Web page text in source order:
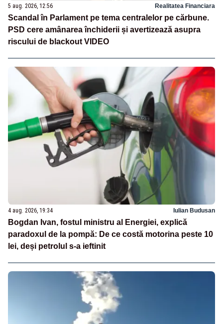
5 aug. 2026, 12:56 Realitatea Financiara
Scandal în Parlament pe tema centralelor pe cărbune.
PSD cere amânarea închiderii și avertizează asupra
riscului de blackout VIDEO
4 aug. 2026, 19:34 Iulian Budusan
Bogdan Ivan, fostul ministru al Energiei, explică
paradoxul de la pompă: De ce costă motorina peste 10
lei, deși petrolul s-a ieftinit